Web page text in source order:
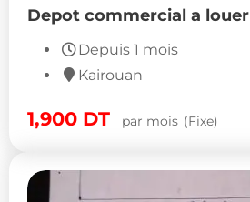
Depot commercial a louer
Depuis 1 mois
Kairouan
1,900 DT par mois (Fixe)